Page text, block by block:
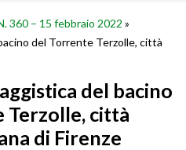
360 – 15 febbraio 2022 »
del Torrente Terzolle, città
del bacino
Terzolle, città
di Firenze